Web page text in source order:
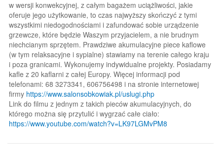
w wersji konwekcyjnej, z całym bagażem uciążliwości, jakie
oferuje jego użytkowanie, to czas najwyższy skończyć z tymi
wszystkimi niedogodnościami i zafundować sobie urządzenie
grzewcze, które będzie Waszym przyjacielem, a nie brudnym
niechcianym sprzętem. Prawdziwe akumulacyjne piece kaflowe
(w tym relaksacyjne i sypialne) stawiamy na terenie całego kraju
i poza granicami. Wykonujemy indywidualne projekty. Posiadamy
kafle z 20 kaflarni z całej Europy. Więcej informacji pod
telefonami: 68 3273341, 606756498 i na stronie internetowej
firmy https://www.salonsobkowiak.pl/uslugi.php
Link do filmu z jednym z takich pieców akumulacyjnych, do
którego można się przytulić i wygrzać całe ciało:
https://www.youtube.com/watch?v=LK97LGMvPM8